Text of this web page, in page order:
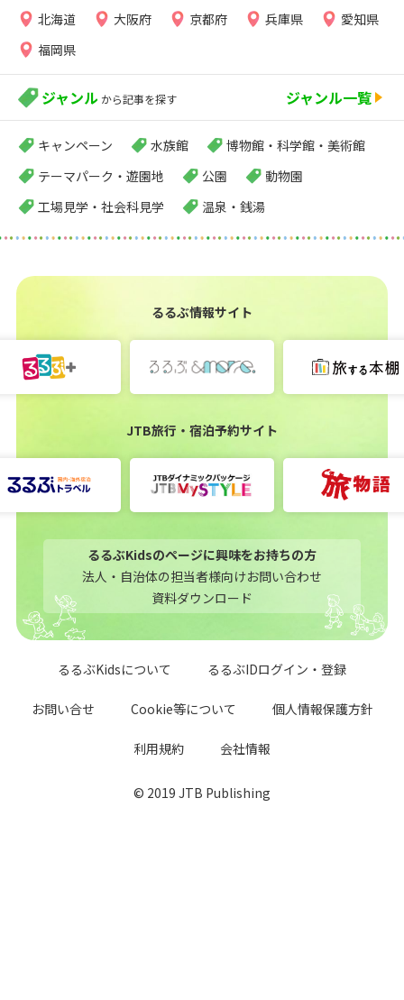
北海道
大阪府 京都府 兵庫県
愛知県
福岡県
ジャンル から記事を探す ジャンル一覧
キャンペーン 水族館
博物館・科学館・美術館
テーマパーク・遊園地
公園
動物園
工場見学・社会科見学
温泉・銭湯
るるぶ情報サイト
JTB旅行・宿泊予約サイト
るるぶKidsのページに興味をお持ちの方
法人・自治体の担当者様向けお問い合わせ
資料ダウンロード
るるぶKidsについて るるぶIDログイン・登録
お問い合せ Cookie等について 個人情報保護方針
利用規約 会社情報
© 2019 JTB Publishing